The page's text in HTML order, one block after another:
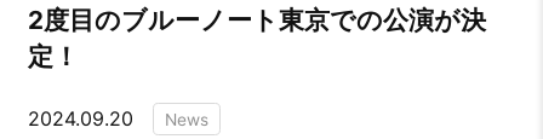
2度目のブルーノート東京での公演が決
定！
2024.09.20 News